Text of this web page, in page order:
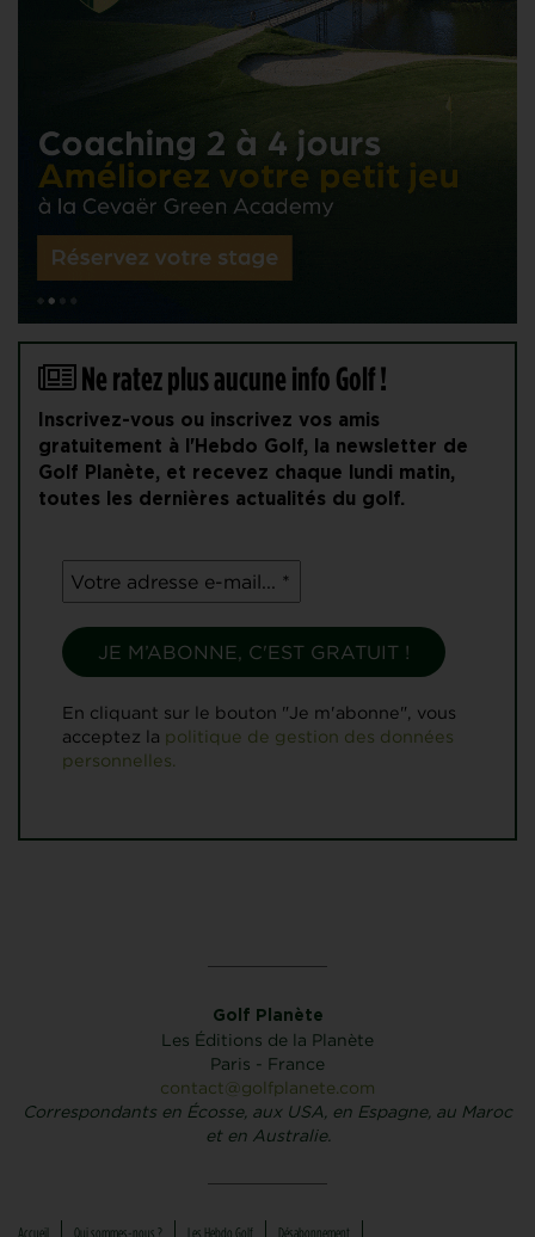
Ne ratez plus aucune info Golf !
Inscrivez-vous ou inscrivez vos amis
gratuitement à l'Hebdo Golf, la newsletter de
Golf Planète, et recevez chaque lundi matin,
toutes les dernières actualités du golf.
En cliquant sur le bouton "Je m'abonne", vous
acceptez la politique de gestion des données
personnelles.
Golf Planète
Les Éditions de la Planète
Paris - France
contact@golfplanete.com
Correspondants en Écosse, aux USA, en Espagne, au Maroc
et en Australie.
Accueil Qui sommes-nous ? Les Hebdo Golf Désabonnement